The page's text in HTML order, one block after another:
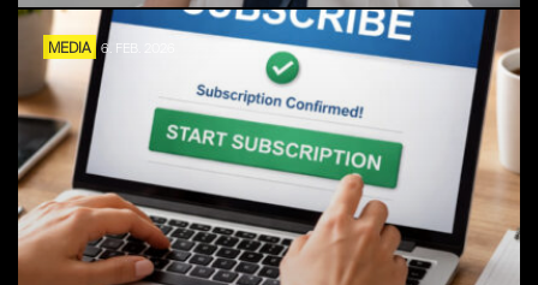
MEDIA 6. FEB. 2026